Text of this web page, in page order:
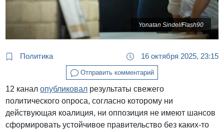
Yonatan Sindel/Flash90
Политика 16 октября 2025, 23:15
Отправить комментарий
12 каналопубликовал результаты свежего
политического опроса, согласно которому ни
действующая коалиция, ни оппозиция не имеют шансов
сформировать устойчивое правительство без каких-то